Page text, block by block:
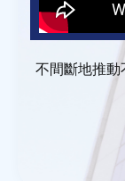
不間斷地推動